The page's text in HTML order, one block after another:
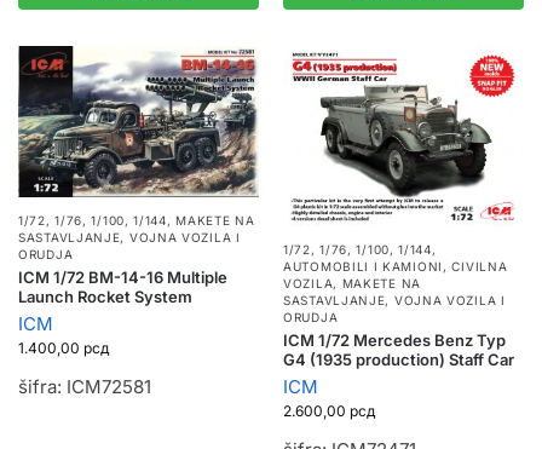
1/72, 1/76, 1/100, 1/144,MAKETE NA
SASTAVLJANJE, VOJNA VOZILA I
ORUDJA
ICM 1/72 BM-14-16 Multiple
Launch Rocket System
ICM
1.400,00 рсд
šifra: ICM72581
1/72, 1/76, 1/100, 1/144,
AUTOMOBILI I KAMIONI ,CIVILNA
VOZILA, MAKETE NA
SASTAVLJANJE, VOJNA VOZILA I
ORUDJA
ICM 1/72 Mercedes Benz Typ
G4 (1935 production) Staff Car
ICM
2.600,00 рсд